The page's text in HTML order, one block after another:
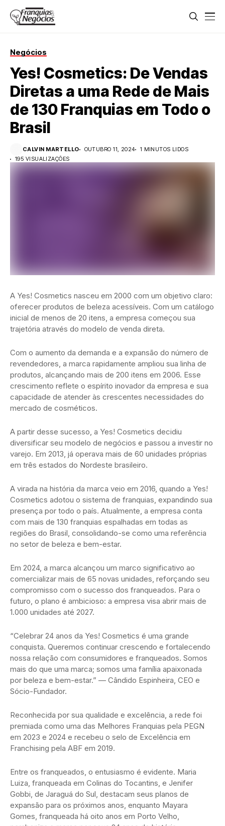
Negócios
Yes! Cosmetics: De Vendas
Diretas a uma Rede de Mais
de 130 Franquias em Todo o
Brasil
CALVIN MARTELLO OUTUBRO 11, 2024
1 MINUTOS LIDOS
195 VISUALIZAÇÕES
A Yes! Cosmetics nasceu em 2000 com um objetivo claro:
oferecer produtos de beleza acessíveis. Com um catálogo
inicial de menos de 20 itens, a empresa começou sua
trajetória através do modelo de venda direta.
Com o aumento da demanda e a expansão do número de
revendedores, a marca rapidamente ampliou sua linha de
produtos, alcançando mais de 200 itens em 2006. Esse
crescimento reflete o espírito inovador da empresa e sua
capacidade de atender às crescentes necessidades do
mercado de cosméticos.
A partir desse sucesso, a Yes! Cosmetics decidiu
diversificar seu modelo de negócios e passou a investir no
varejo. Em 2013, já operava mais de 60 unidades próprias
em três estados do Nordeste brasileiro.
A virada na história da marca veio em 2016, quando a Yes!
Cosmetics adotou o sistema de franquias, expandindo sua
presença por todo o país. Atualmente, a empresa conta
com mais de 130 franquias espalhadas em todas as
regiões do Brasil, consolidando-se como uma referência
no setor de beleza e bem-estar.
Em 2024, a marca alcançou um marco significativo ao
comercializar mais de 65 novas unidades, reforçando seu
compromisso com o sucesso dos franqueados. Para o
futuro, o plano é ambicioso: a empresa visa abrir mais de
1.000 unidades até 2027.
“Celebrar 24 anos da Yes! Cosmetics é uma grande
conquista. Queremos continuar crescendo e fortalecendo
nossa relação com consumidores e franqueados. Somos
mais do que uma marca; somos uma família apaixonada
por beleza e bem-estar.” — Cândido Espinheira, CEO e
Sócio-Fundador.
Reconhecida por sua qualidade e excelência, a rede foi
premiada como uma das Melhores Franquias pela PEGN
em 2023 e 2024 e recebeu o selo de Excelência em
Franchising pela ABF em 2019.
Entre os franqueados, o entusiasmo é evidente. Maria
Luiza, franqueada em Colinas do Tocantins, e Jenifer
Gobbi, de Jaraguá do Sul, destacam seus planos de
expansão para os próximos anos, enquanto Mayara
Gomes, franqueada há oito anos em Porto Velho,